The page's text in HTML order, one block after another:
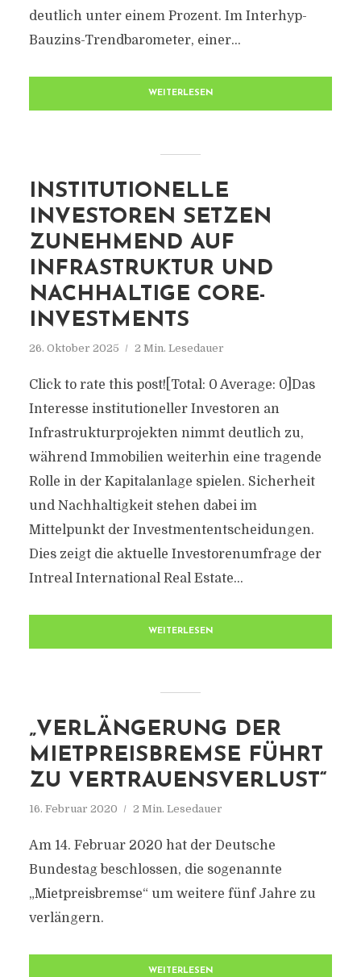
deutlich unter einem Prozent. Im Interhyp-
Bauzins-Trendbarometer, einer...
WEITERLESEN
INSTITUTIONELLE
INVESTOREN SETZEN
ZUNEHMEND AUF
INFRASTRUKTUR UND
NACHHALTIGE CORE-
INVESTMENTS
26. Oktober 2025 2 Min. Lesedauer
Click to rate this post![Total: 0 Average: 0]Das
Interesse institutioneller Investoren an
Infrastrukturprojekten nimmt deutlich zu,
während Immobilien weiterhin eine tragende
Rolle in der Kapitalanlage spielen. Sicherheit
und Nachhaltigkeit stehen dabei im
Mittelpunkt der Investmententscheidungen.
Dies zeigt die aktuelle Investorenumfrage der
Intreal International Real Estate...
WEITERLESEN
„VERLÄNGERUNG DER
MIETPREISBREMSE FÜHRT
ZU VERTRAUENSVERLUST“
16. Februar 2020 2 Min. Lesedauer
Am 14. Februar 2020 hat der Deutsche
Bundestag beschlossen, die sogenannte
„Mietpreisbremse“ um weitere fünf Jahre zu
verlängern.
WEITERLESEN